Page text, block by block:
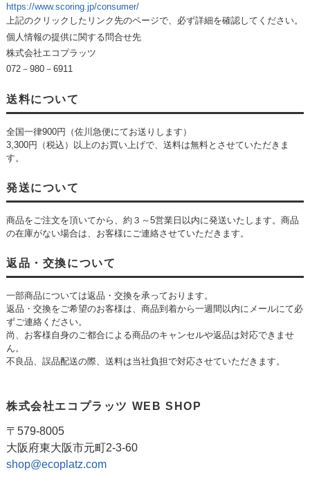
https://www.scoring.jp/consumer/
上記のクリックしたリンク先のページで、必ず詳細を確認してください。
個人情報の提供に関する問合せ先
株式会社エコプラッツ
072－980－6911
送料について
全国一律900円（佐川急便にてお送りします）
3,300円（税込）以上のお買い上げで、送料は無料とさせていただきま
す。
発送について
商品をご注文を頂いてから、約３～5営業日以内に発送いたします。商品
の在庫がない場合は、お客様にご連絡させていただきます。
返品・交換について
一部商品については返品・交換を承っております。
返品・交換をご希望のお客様は、商品到着から一週間以内にメールにて必
ずご連絡ください。
尚、お客様自身のご都合による商品のキャンセルや返品は対応できませ
ん。
不良品、誤品配送の際、送料は当社負担で対応させていただきます。
株式会社エコプラッツ WEB SHOP
〒579-8005
大阪府東大阪市元町2-3-60
shop@ecoplatz.com